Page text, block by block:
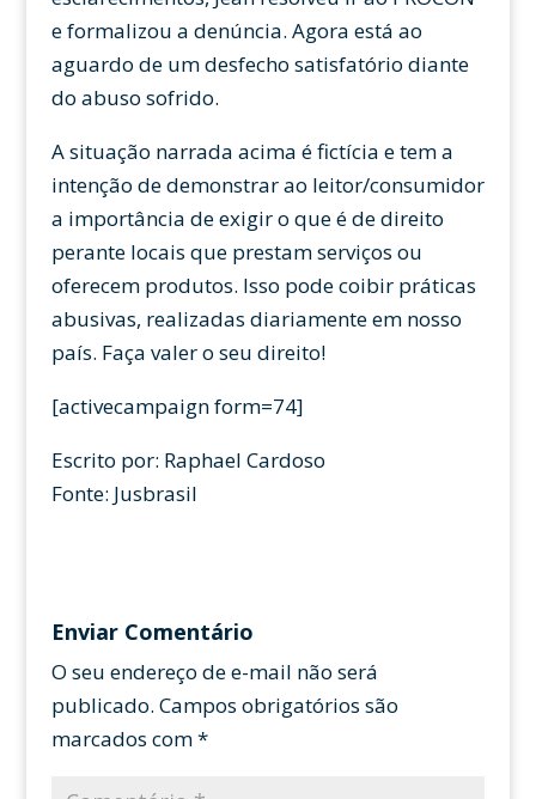
e formalizou a denúncia. Agora está ao
aguardo de um desfecho satisfatório diante
do abuso sofrido.
A situação narrada acima é fictícia e tem a
intenção de demonstrar ao leitor/consumidor
a importância de exigir o que é de direito
perante locais que prestam serviços ou
oferecem produtos. Isso pode coibir práticas
abusivas, realizadas diariamente em nosso
país. Faça valer o seu direito!
[activecampaign form=74]
Escrito por: Raphael Cardoso
Fonte: Jusbrasil
Enviar Comentário
O seu endereço de e-mail não será
publicado. Campos obrigatórios são
marcados com*